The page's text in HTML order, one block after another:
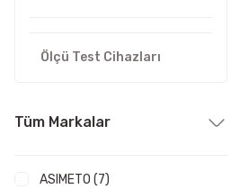
Ölçü Test Cihazları
Tüm Markalar
ASIMETO (7)